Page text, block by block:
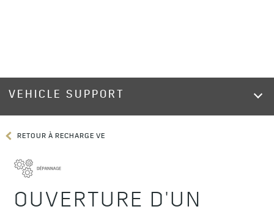
VEHICLE SUPPORT
RETOUR À RECHARGE VE
OUVERTURE D'UN